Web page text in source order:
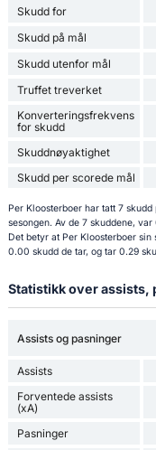
Skudd for
Skudd på mål
Skudd utenfor mål
Truffet treverket
Konverteringsfrekvens
for skudd
Skuddnøyaktighet
Skudd per scorede mål
Per Kloosterboer har tatt 7
sesongen. Av de 7 skuddene,
Det betyr at Per Kloosterboer
0.00 skudd de tar, og tar 0.29
Statistikk over assists,
Assists og pasninger
Assists
Forventede assists
(xA)
Pasninger